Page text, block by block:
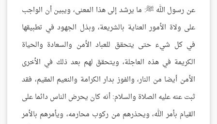
عن رسول الله ﷺ: ما يرشد إلى هذا المعنى، ويبين أن الواجب
على ولاة الأمور العناية بالشريعة، وبذل الجهود في تطبيقها
في كل شيء حتى يتحقق للعباد الأمن والسعادة والحياة
الكريمة في هذه العاجلة، ويتحقق لهم بعد ذلك في الأخرى
الأمن أيضا من النار، والفوز بدار الكرامة والنعيم المقيم، فقد
ثبت عنه عليه الصلاة والسلام: أنه كان يحرض الناس دائما على
القيام بأمر الله، ويحذرهم من ركوب محارمه، ويأمرهم بالأمر